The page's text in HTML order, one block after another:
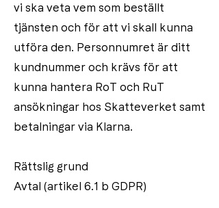
vi ska veta vem som beställt
tjänsten och för att vi skall kunna
utföra den. Personnumret är ditt
kundnummer och krävs för att
kunna hantera RoT och RuT
ansökningar hos Skatteverket samt
betalningar via Klarna.
Rättslig grund
Avtal (artikel 6.1 b GDPR)